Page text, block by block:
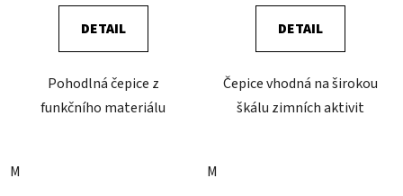
DETAIL
Pohodlná čepice z
funkčního materiálu
M
DETAIL
Čepice vhodná na širokou
škálu zimních aktivit
M